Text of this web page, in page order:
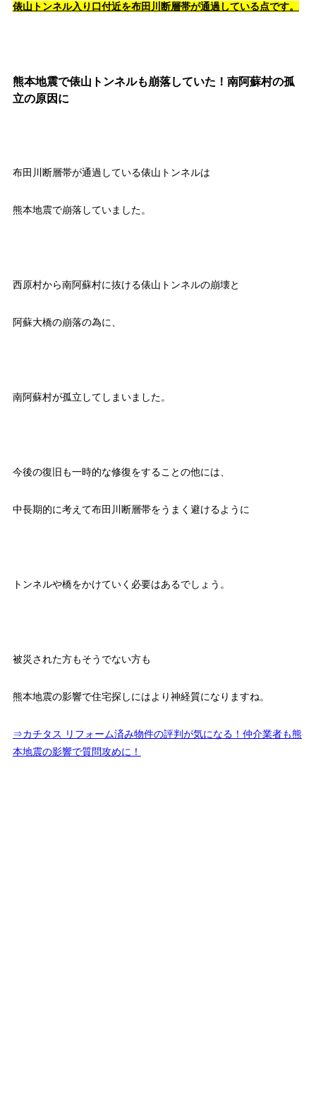
俵山トンネル入り口付近を布田川断層帯が通過している点です。
熊本地震で俵山トンネルも崩落していた！南阿蘇村の孤
立の原因に
布田川断層帯が通過している俵山トンネルは
熊本地震で崩落していました。
西原村から南阿蘇村に抜ける俵山トンネルの崩壊と
阿蘇大橋の崩落の為に、
南阿蘇村が孤立してしまいました。
今後の復旧も一時的な修復をすることの他には、
中長期的に考えて布田川断層帯をうまく避けるように
トンネルや橋をかけていく必要はあるでしょう。
被災された方もそうでない方も
熊本地震の影響で住宅探しにはより神経質になりますね。
⇒カチタス リフォーム済み物件の評判が気になる！仲介業者も熊
本地震の影響で質問攻めに！